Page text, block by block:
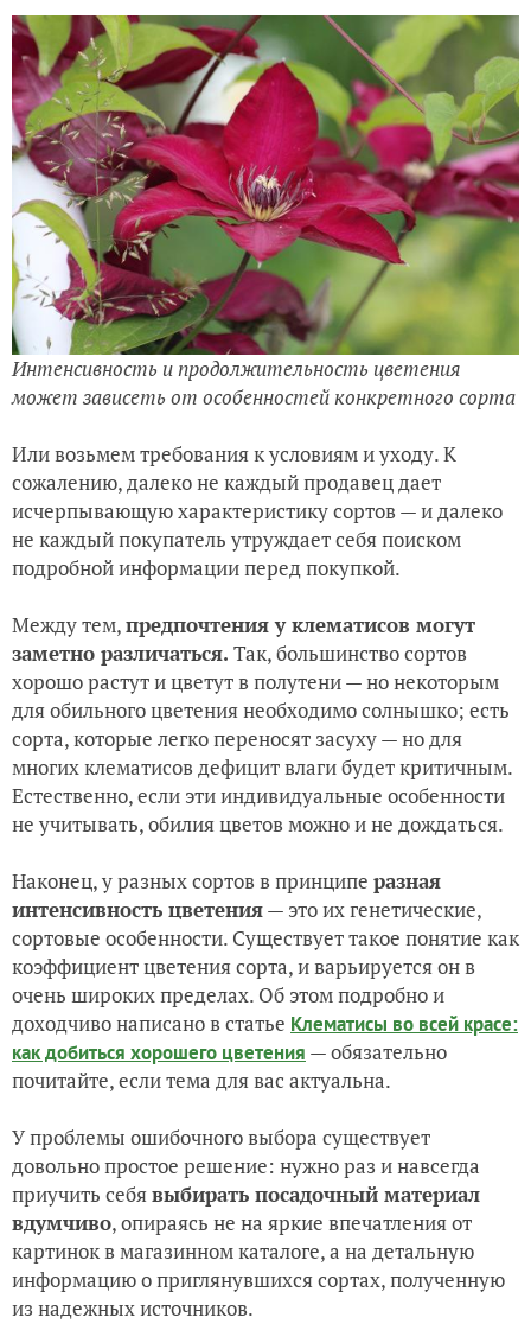
Интенсивность и продолжительность цветения
может зависеть от особенностей конкретного сорта
Или возьмем требования к условиям и уходу. К
сожалению, далеко не каждый продавец дает
исчерпывающую характеристику сортов — и далеко
не каждый покупатель утруждает себя поиском
подробной информации перед покупкой.
Между тем,предпочтения у клематисов могут
заметно различаться. Так, большинство сортов
хорошо растут и цветут в полутени — но некоторым
для обильного цветения необходимо солнышко; есть
сорта, которые легко переносят засуху — но для
многих клематисов дефицит влаги будет критичным.
Естественно, если эти индивидуальные особенности
не учитывать, обилия цветов можно и не дождаться.
Наконец, у разных сортов в принципе разная
интенсивность цветения— это их генетические,
сортовые особенности. Существует такое понятие как
коэффициент цветения сорта, и варьируется он в
очень широких пределах. Об этом подробно и
доходчиво написано в статье Клематисы во всей красе:
как добиться хорошего цветения — обязательно
почитайте, если тема для вас актуальна.
У проблемы ошибочного выбора существует
довольно простое решение: нужно раз и навсегда
приучить себявыбирать посадочный материал
вдумчиво, опираясь не на яркие впечатления от
картинок в магазинном каталоге, а на детальную
информацию о приглянувшихся сортах, полученную
из надежных источников.